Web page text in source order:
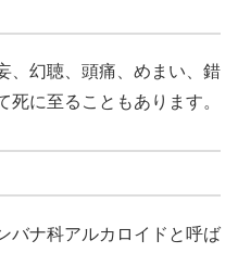
、幻聴、頭痛、めまい、錯
に至ることもあります。
バナ科アルカロイドと呼ば